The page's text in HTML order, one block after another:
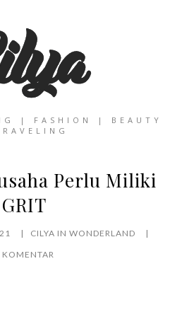
| FASHION | BEAUTY
Perlu Miliki
GRIT
CILYA IN WONDERLAND
KOMENTAR